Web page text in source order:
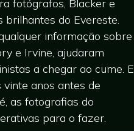
fotógrafos, Blacker e
do Evereste.
informação sobre
e Irvine, ajudaram
a chegar ao cume. E
anos antes de
as fotografias do
para o fazer.